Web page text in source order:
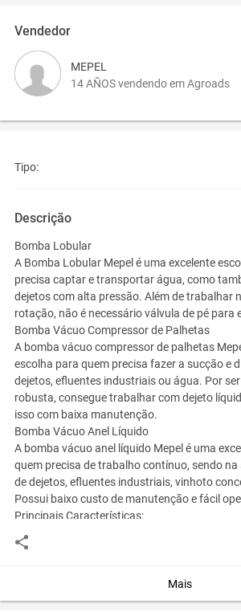
Vendedor
MEPEL
14 AÑOS vendendo em Agroads
Tipo:
Descrição
Bomba Lobular
A Bomba Lobular Mepel é uma excelente
precisa captar e transportar água, como
dejetos com alta pressão. Além de trabalhar
rotação, não é necessário válvula de pé para
Bomba Vácuo Compressor de Palhetas
A bomba vácuo compressor de palhetas
escolha para quem precisa fazer a sucção e
dejetos, efluentes industriais ou água. Por
robusta, consegue trabalhar com dejeto
isso com baixa manutenção.
Bomba Vácuo Anel Líquido
A bomba vácuo anel líquido Mepel é uma
quem precisa de trabalho contínuo, sendo
de dejetos, efluentes industriais, vinhoto
Possui baixo custo de manutenção e fácil
Principais Características:
BOMBA LOBULAR: Fabricada nos modelos
dois sentidos de rotação; bomba auto
kgf/cm²); altura de sucção de até 6 m;
220 e 540 rpm.
Mais